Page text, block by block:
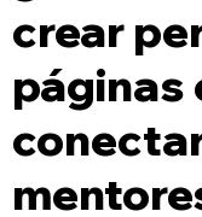
crear
páginas